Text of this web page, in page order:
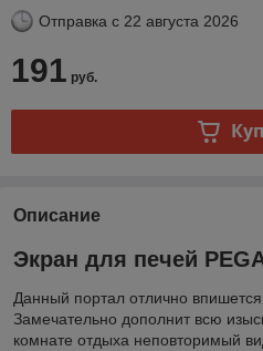
Отправка с 22 августа 2026
191 руб.
Описание
Экран для печей
Данный портал отлично
Замечательно дополнит всю
комнате отдыха неповторимый